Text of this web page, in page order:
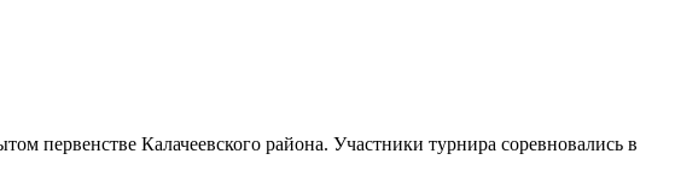
первенстве Калачеевского района. Участники турнира соревновались в